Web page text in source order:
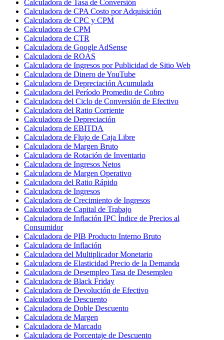
Calculadora de Tasa de Conversión
Calculadora de CPA Costo por Adquisición
Calculadora de CPC y CPM
Calculadora de CPM
Calculadora de CTR
Calculadora de Google AdSense
Calculadora de ROAS
Calculadora de Ingresos por Publicidad de Sitio Web
Calculadora de Dinero de YouTube
Calculadora de Depreciación Acumulada
Calculadora del Período Promedio de Cobro
Calculadora del Ciclo de Conversión de Efectivo
Calculadora del Ratio Corriente
Calculadora de Depreciación
Calculadora de EBITDA
Calculadora de Flujo de Caja Libre
Calculadora de Margen Bruto
Calculadora de Rotación de Inventario
Calculadora de Ingresos Netos
Calculadora de Margen Operativo
Calculadora del Ratio Rápido
Calculadora de Ingresos
Calculadora de Crecimiento de Ingresos
Calculadora de Capital de Trabajo
Calculadora de Inflación IPC Índice de Precios al
Consumidor
Calculadora de PIB Producto Interno Bruto
Calculadora de Inflación
Calculadora del Multiplicador Monetario
Calculadora de Elasticidad Precio de la Demanda
Calculadora de Desempleo Tasa de Desempleo
Calculadora de Black Friday
Calculadora de Devolución de Efectivo
Calculadora de Descuento
Calculadora de Doble Descuento
Calculadora de Margen
Calculadora de Marcado
Calculadora de Porcentaje de Descuento